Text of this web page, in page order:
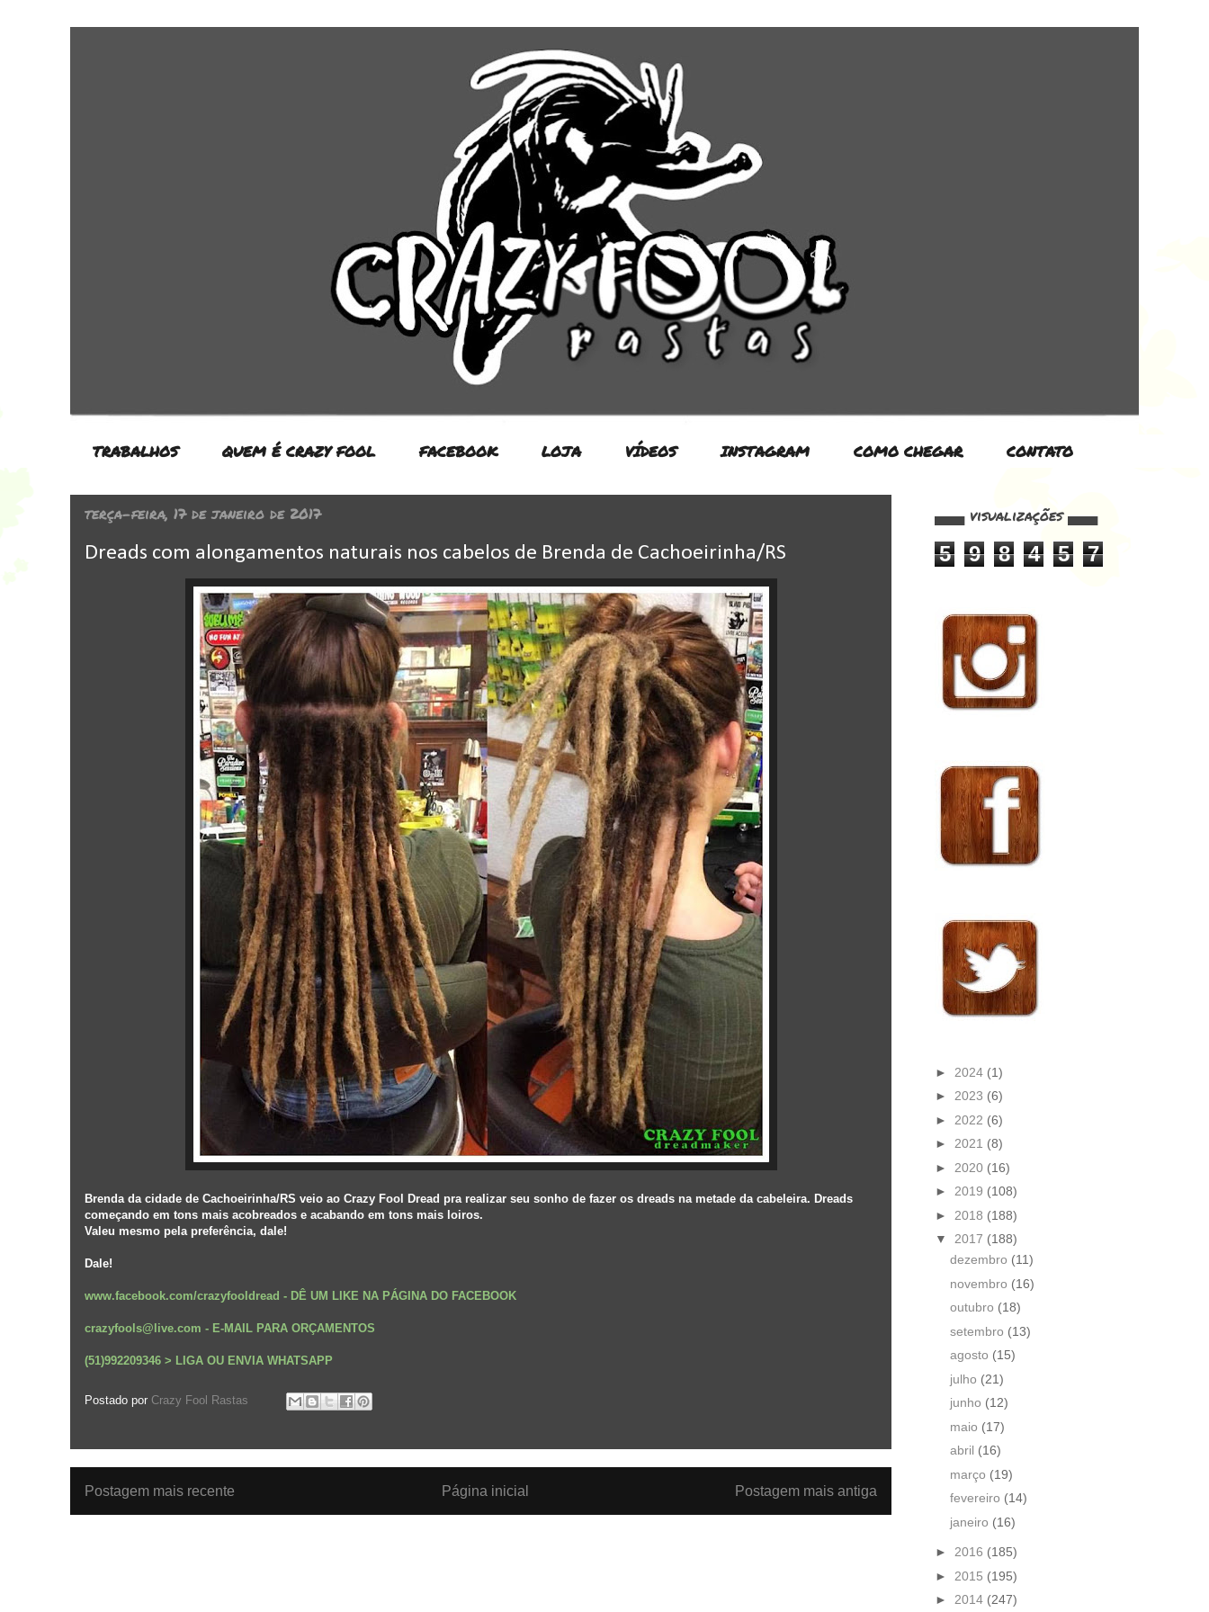
TRABALHOS QUEM É CRAZY FOOL FACEBOOK LOJA VÍDEOS INSTAGRAM COMO CHEGAR CONTATO
terça-feira, 17 de janeiro de 2017
Dreads com alongamentos naturais nos cabelos de Brenda de Cachoeirinha/RS
Brenda da cidade de Cachoeirinha/RS veio ao Crazy Fool Dread pra realizar seu sonho de fazer os dreads na metade da cabeleira. Dreads
começando em tons mais acobreados e acabando em tons mais loiros.
Valeu mesmo pela preferência, dale!
Dale!
www.facebook.com/crazyfooldread - DÊ UM LIKE NA PÁGINA DO FACEBOOK
crazyfools@live.com - E-MAIL PARA ORÇAMENTOS
(51)992209346 > LIGA OU ENVIA WHATSAPP
Postado por Crazy Fool Rastas
Postagem mais recente Postagem mais antiga
Página inicial
▄▄▄ visualizações ▄▄▄
5 9 8 4 5 7
► 2024 (1)
► 2023 (6)
► 2022 (6)
► 2021 (8)
► 2020 (16)
► 2019 (108)
► 2018 (188)
▼ 2017 (188)
dezembro (11)
novembro (16)
outubro (18)
setembro (13)
agosto (15)
julho (21)
junho (12)
maio (17)
abril (16)
março (19)
fevereiro (14)
janeiro (16)
► 2016 (185)
► 2015 (195)
► 2014 (247)